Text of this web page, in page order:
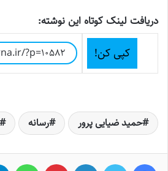
دریافت لینک کوتاه این نوشته:
کپی کن!
حمید ضیایی پرور رسانه
فیسبوک توییتر لینکداین پینتریست